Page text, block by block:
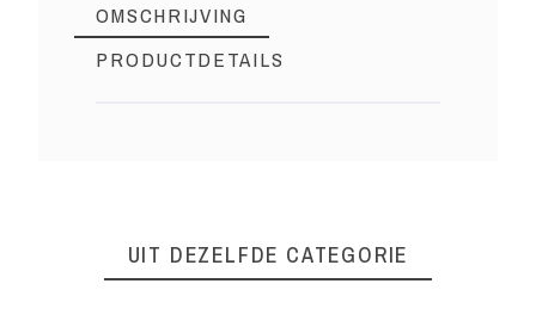
OMSCHRIJVING
PRODUCTDETAILS
Op voorraad 1 Item
UIT DEZELFDE CATEGORIE